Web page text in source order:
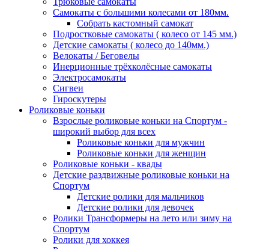
Самокаты с большими колесами от 180мм.
Собрать кастомный самокат
Подростковые самокаты ( колесо от 145 мм.)
Детские самокаты ( колесо до 140мм.)
Велокаты / Беговелы
Инерционные трёхколёсные самокаты
Электросамокаты
Сигвеи
Гироскутеры
Роликовые коньки
Взрослые роликовые коньки на Спортум -
широкий выбор для всех
Роликовые коньки для мужчин
Роликовые коньки для женщин
Роликовые коньки - квады
Детские раздвижные роликовые коньки на
Спортум
Детские ролики для мальчиков
Детские ролики для девочек
Ролики Трансформеры на лето или зиму на
Спортум
Ролики для хоккея